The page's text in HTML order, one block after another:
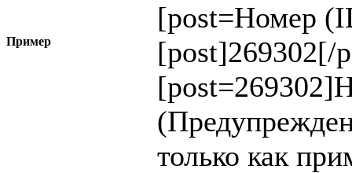
[post=Номер
Пример
[post]269302[/
только как